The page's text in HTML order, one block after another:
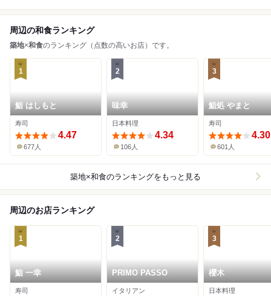
周辺の和食ランキング
築地×和食のランキング（点数の高いお店）です。
1
鮨 はしもと
寿司
4.47
677人
2
味幸
日本料理
4.34
106人
3
鮨処 やまと
寿司
4.30
601人
築地×和食のランキングをもっと見る
周辺のお店ランキング
1
鮨 一幸
寿司
2
PRIMO PASSO
イタリアン
3
櫻木
日本料理